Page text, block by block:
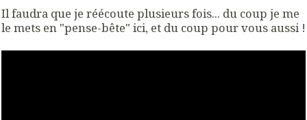
Il faudra que je réécoute plusieurs fois... du coup je me
le mets en "pense-bête" ici, et du coup pour vous aussi !